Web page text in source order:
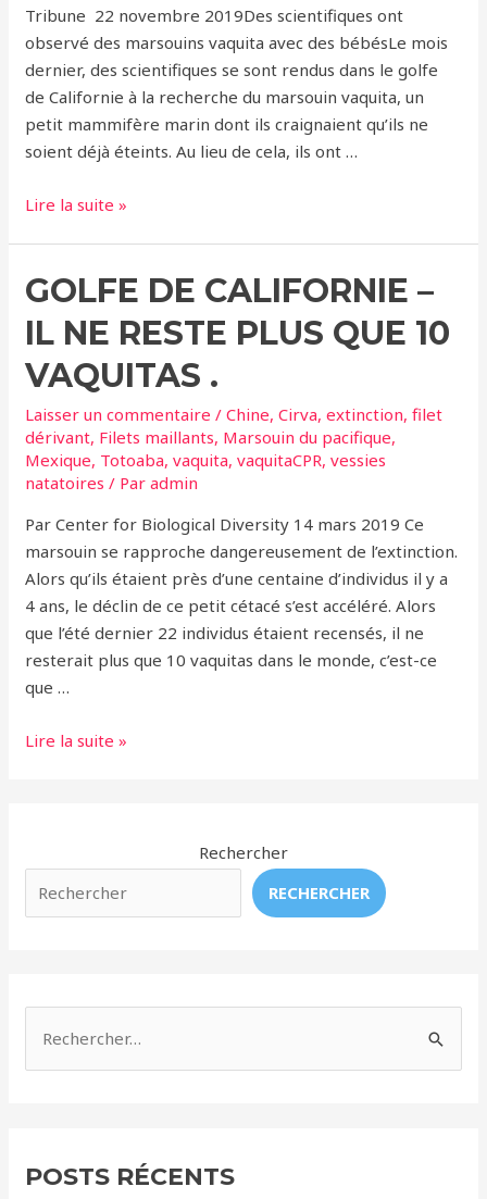
Tribune 22 novembre 2019Des scientifiques ont
observé des marsouins vaquita avec des bébésLe mois
dernier, des scientifiques se sont rendus dans le golfe
de Californie à la recherche du marsouin vaquita, un
petit mammifère marin dont ils craignaient qu’ils ne
soient déjà éteints. Au lieu de cela, ils ont …
Un
les
les
petits
marsouins
continuent
de
se
!
Lire la suite »
GOLFE DE CALIFORNIE –
IL NE RESTE PLUS QUE 10
VAQUITAS .
Laisser un commentaire /Chine,Cirva,extinction,filet
dérivant, Filets maillants, Marsouin du pacifique,
Mexique, Totoaba,vaquita,vaquitaCPR,vessies
natatoires / Paradmin
Par Center for Biological Diversity 14 mars 2019 Ce
marsouin se rapproche dangereusement de l’extinction.
Alors qu’ils étaient près d’une centaine d’individus il y a
4 ans, le déclin de ce petit cétacé s’est accéléré. Alors
que l’été dernier 22 individus étaient recensés, il ne
resterait plus que 10 vaquitas dans le monde, c’est-ce
que …
Golfe
ne
reste
vaquitas
Lire la suite »
Rechercher
RECHERCHER
r
POSTS RÉCENTS